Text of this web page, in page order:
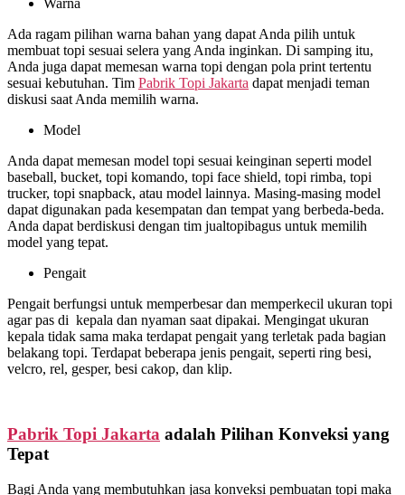
Ada ragam pilihan warna bahan yang dapat Anda pilih untuk
membuat topi sesuai selera yang Anda inginkan. Di samping itu,
Anda juga dapat memesan warna topi dengan pola print tertentu
sesuai kebutuhan. Tim Pabrik Topi Jakarta dapat menjadi teman
diskusi saat Anda memilih warna.
Model
Anda dapat memesan model topi sesuai keinginan seperti model
baseball, bucket, topi komando, topi face shield, topi rimba, topi
trucker, topi snapback, atau model lainnya. Masing-masing model
dapat digunakan pada kesempatan dan tempat yang berbeda-beda.
Anda dapat berdiskusi dengan tim jualtopibagus untuk memilih
model yang tepat.
Pengait
Pengait berfungsi untuk memperbesar dan memperkecil ukuran topi
agar pas di kepala dan nyaman saat dipakai. Mengingat ukuran
kepala tidak sama maka terdapat pengait yang terletak pada bagian
belakang topi. Terdapat beberapa jenis pengait, seperti ring besi,
velcro, rel, gesper, besi cakop, dan klip.
Pabrik Topi Jakarta adalah Pilihan Konveksi yang
Tepat
Bagi Anda yang membutuhkan jasa konveksi pembuatan topi maka